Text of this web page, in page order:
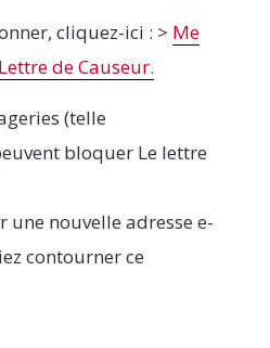
cliquez-ici : > Me
de Causeur.
(telle
bloquer Le lettre
une nouvelle adresse e-
contourner ce